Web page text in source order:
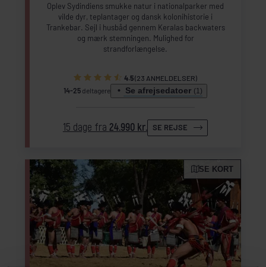
Oplev Sydindiens smukke natur i nationalparker med
vilde dyr, teplantager og dansk kolonihistorie i
Trankebar. Sejl i husbåd gennem Keralas backwaters
og mærk stemningen. Mulighed for
strandforlængelse.
4.5(23 ANMELDELSER)
14-25 deltagere Se afrejsedatoer (1)
15 dage fra 24.990 kr. SE REJSE
SE KORT